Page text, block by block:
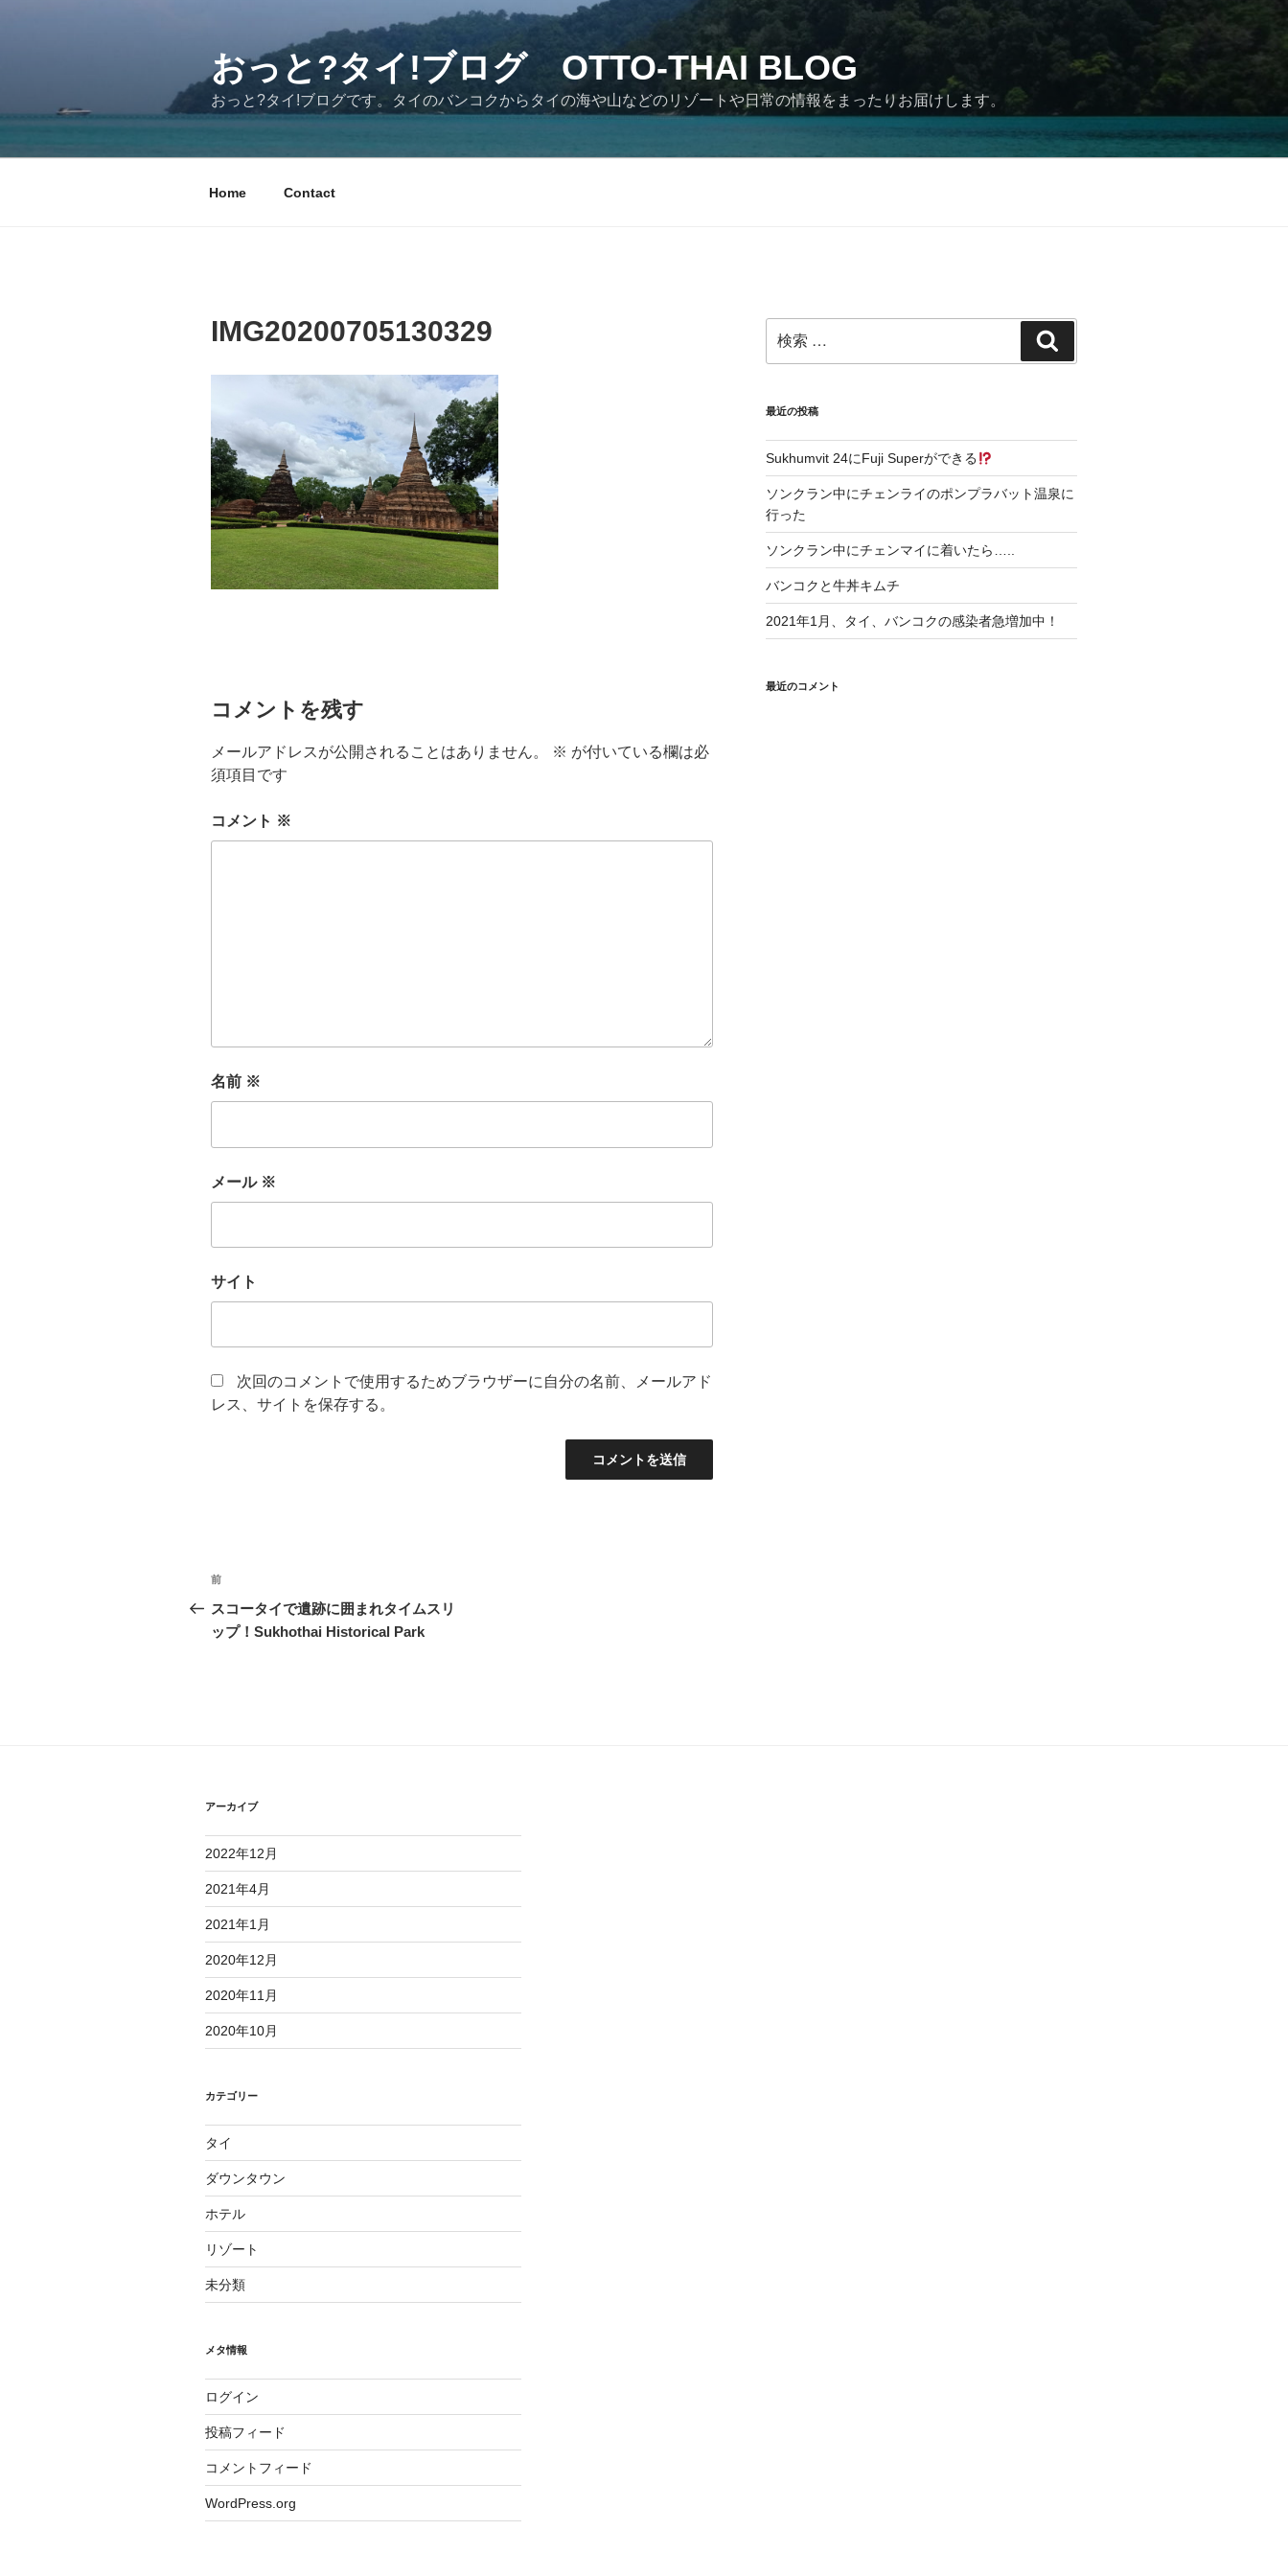
おっと?タイ!ブログ OTTO-THAI BLOG
おっと?タイ!ブログです。タイのバンコクからタイの海や山などのリゾートや日常の情報をまったりお届けします。
Home Contact
IMG20200705130329
コメントを残す
メールアドレスが公開されることはありません。 ※ が付いている欄は必
須項目です
コメント ※
名前 ※
メール ※
サイト
次回のコメントで使用するためブラウザーに自分の名前、メールアド
レス、サイトを保存する。
投
稿
ナ
ョ
ン
過
去
の
前
スコータイで遺跡に囲まれタイムスリ
ップ！Sukhothai Historical Park
索:
索
最近の投稿
Sukhumvit 24にFuji Superができる
ソンクラン中にチェンライのポンプラバット温泉に
行った
ソンクラン中にチェンマイに着いたら…..
バンコクと牛丼キムチ
2021年1月、タイ、バンコクの感染者急増加中！
最近のコメント
アーカイブ
2022年12月
2021年4月
2021年1月
2020年12月
2020年11月
2020年10月
カテゴリー
タイ
ダウンタウン
ホテル
リゾート
未分類
メタ情報
ログイン
投稿フィード
コメントフィード
WordPress.org